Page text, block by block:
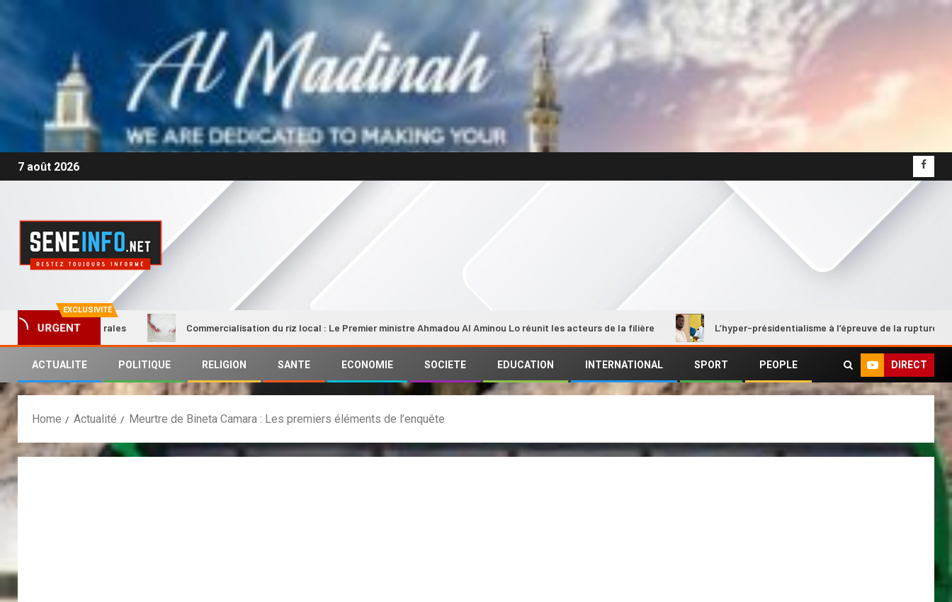
7 août 2026
EXCLUSIVITÉ
URGENT
femmes rurales Commercialisation du riz local : Le Premier ministre Ahmadou Al Aminou Lo réunit les acteurs de la filière L’hyper-présidentialisme à l’épreuve de la rupture
ACTUALITE POLITIQUE RELIGION SANTE ECONOMIE SOCIETE EDUCATION INTERNATIONAL SPORT PEOPLE DIRECT
Home Actualité Meurtre de Bineta Camara : Les premiers éléments de l’enquête